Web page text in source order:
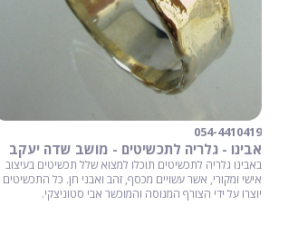
054-4410419
אבינו - גלריה לתכשיטים - מושב שדה יעקב
באבינו גלריה לתכשיטים תוכלו למצוא שלל תכשיטים בעיצוב
אישי ומקורי, אשר עשויים מכסף, זהב ואבני חן. כל התכשיטים
יוצרו על ידי הצורף המנוסה והמוכשר אבי סטוניצקי.